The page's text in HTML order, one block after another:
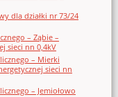
dla działki nr 73/24
– Ząbie –
sieci nn 0,4kV
– Mierki
sieci nn
– Jemiołowo